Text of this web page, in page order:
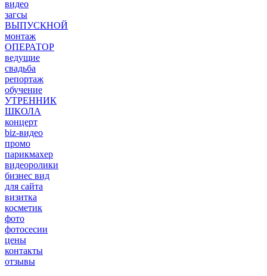
видео
загсы
ВЫПУСКНОЙ
монтаж
ОПЕРАТОР
ведущие
свадьба
репортаж
обучение
УТРЕННИК
ШКОЛА
концерт
biz-видео
промо
парикмахер
видеоролики
бизнес вид
для сайта
визитка
косметик
фото
фотосесии
цены
контакты
отзывы